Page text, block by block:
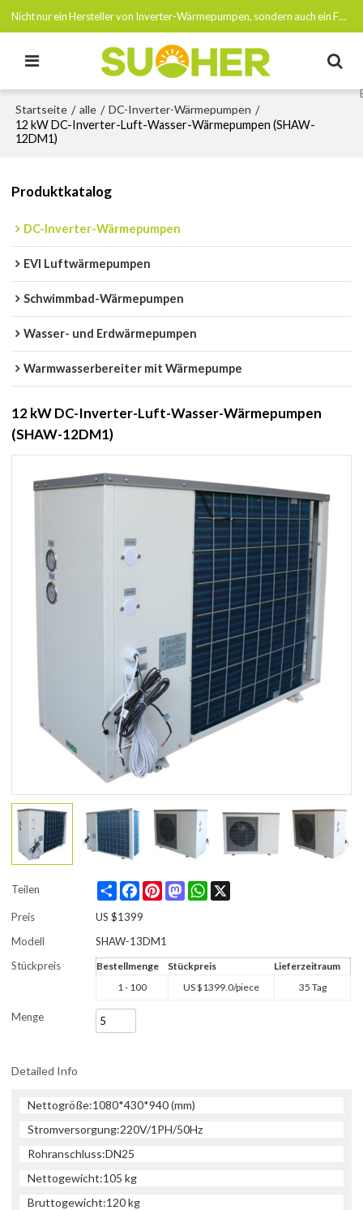
Nicht nur ein Hersteller von Inverter-Wärmepumpen, sondern auch ein Förderer von Netto-Null-Emissionen bis 2050
Startseite / alle / DC-Inverter-Wärmepumpen /
12 kW DC-Inverter-Luft-Wasser-Wärmepumpen (SHAW-
12DM1)
Produktkatalog
DC-Inverter-Wärmepumpen
EVI Luftwärmepumpen
Schwimmbad-Wärmepumpen
Wasser- und Erdwärmepumpen
Warmwasserbereiter mit Wärmepumpe
12 kW DC-Inverter-Luft-Wasser-Wärmepumpen
(SHAW-12DM1)
Teilen Share FacebookPinterestMastodonWhatsApp
Preis US $1399
Modell
SHAW-13DM1
Stückpreis
Bestellmenge Stückpreis
Lieferzeitraum
1 - 100
US $1399.0/piece 35 Tag
Menge
Detailed Info
Nettogröße:1080*430*940 (mm)
Stromversorgung:220V/1PH/50Hz
Rohranschluss:DN25
Nettogewicht:105 kg
Bruttogewicht:120 kg